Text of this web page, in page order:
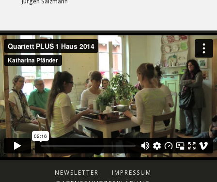
NEWSLETTER
IMPRESSUM